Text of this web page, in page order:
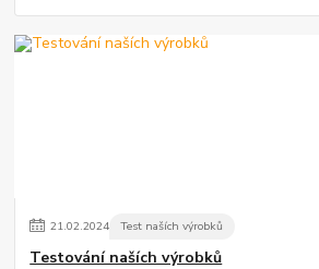
21.02.2024 Test naších výrobků
Testování naších výrobků